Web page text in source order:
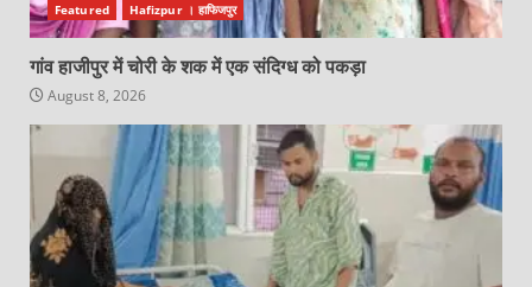
Featured Hafizpur । हाफिजपुर
गांव हाजीपुर में चोरी के शक में एक संदिग्ध को पकड़ा
August 8, 2026